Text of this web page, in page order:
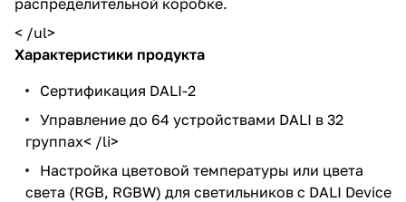
< /ul>
Характеристики продукта
Сертификация DALI-2
Управление до 64 устройствами DALI в 32
группах< /li>
Настройка цветовой температуры или цвета
света (RGB, RGBW) для светильников с DALI Device